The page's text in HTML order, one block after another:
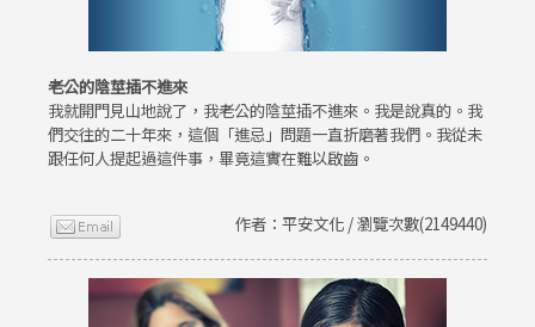
老公的陰莖插不進來
我就開門見山地說了，我老公的陰莖插不進來。我是說真的。我
們交往的二十年來，這個「進忌」問題一直折磨著我們。我從未
跟任何人提起過這件事，畢竟這實在難以啟齒。
作者：平安文化 / 瀏覽次數(2149440)